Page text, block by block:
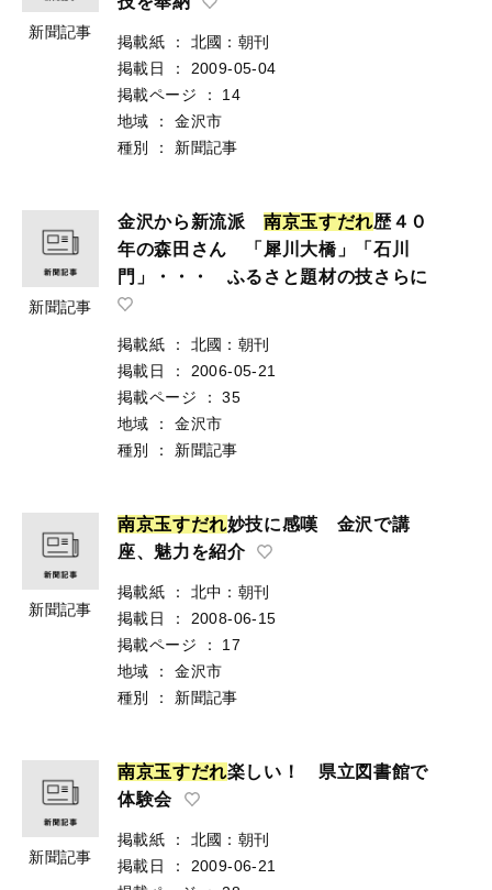
新聞記事
掲載紙 ：
北國：朝刊
掲載日
：
2009-05-04
掲載ページ
：
14
地域
：
金沢市
種別
： 新聞記事
新聞記事
金沢から新流派南京玉すだれ歴４０
年の森田さん 「犀川大橋」「石川
門」・・・ ふるさと題材の技さらに
掲載紙 ：
北國：朝刊
掲載日
：
2006-05-21
掲載ページ
：
35
地域
：
金沢市
種別
： 新聞記事
新聞記事
南京玉すだれ妙技に感嘆 金沢で講
座、魅力を紹介
掲載紙 ：
北中：朝刊
掲載日
：
2008-06-15
掲載ページ
：
17
地域
：
金沢市
種別
： 新聞記事
新聞記事
南京玉すだれ楽しい！ 県立図書館で
体験会
掲載紙 ：
北國：朝刊
掲載日
：
2009-06-21